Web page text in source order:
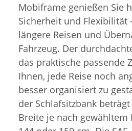
Mobiframe genießen Sie
Sicherheit und Flexibilität
längere Reisen und
Fahrzeug. Der
das praktische passende
Ihnen, jede Reise noch
besser organisiert zu
der Schlafsitzbank
Breite je nach gewähltem